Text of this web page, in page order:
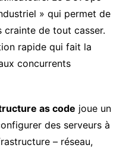
» qui permet de
crainte de tout casser.
rapide qui fait la
concurrents
as code joue un
des serveurs à
– réseau,